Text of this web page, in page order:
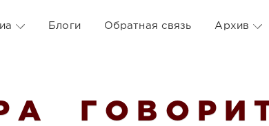
Блоги Обратная связь Архив
А Г О В О Р И